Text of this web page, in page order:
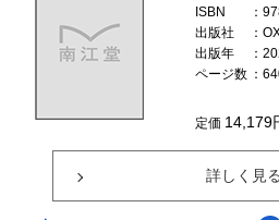
ISBN
：
出版社
：
出版年
：
ページ数 ：
定価 14,179
詳しく見る